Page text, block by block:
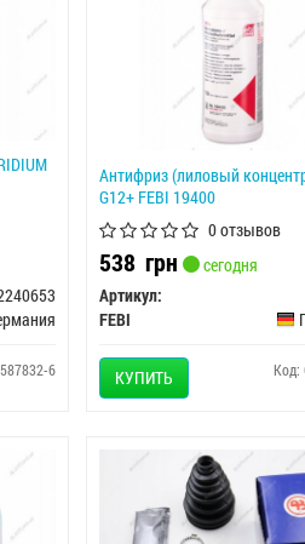
6
Антифриз (лиловый
G12+ FEBI 19400
0 отзывов
538 грн
сегодня
Артикул:
FEBI
КУПИТЬ Код: